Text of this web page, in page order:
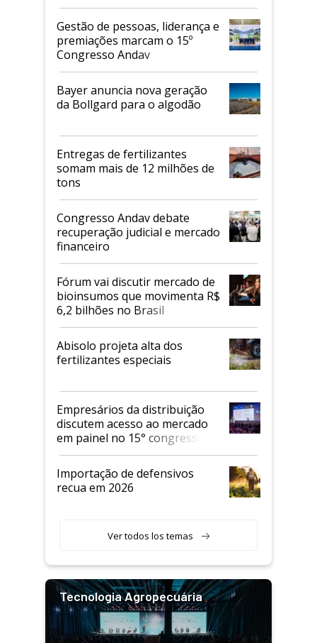
de 2026
Gestão de pessoas, liderança e
premiações marcam o 15º
Congresso Andav
Bayer anuncia nova geração
da Bollgard para o algodão
Entregas de fertilizantes
somam mais de 12 milhões de
tons
Congresso Andav debate
recuperação judicial e mercado
financeiro
Fórum vai discutir mercado de
bioinsumos que movimenta R$
6,2 bilhões no Brasil
Abisolo projeta alta dos
fertilizantes especiais
Empresários da distribuição
discutem acesso ao mercado
em painel no 15° congresso
Andav
Importação de defensivos
recua em 2026
Ver todos los temas
Tecnologia Agropecuária